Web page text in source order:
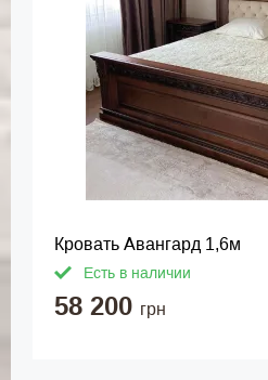
Кровать Авангард 1,6м
Есть в наличии
58 200 грн